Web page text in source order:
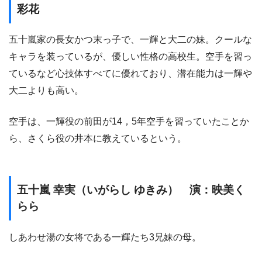
彩花
五十嵐家の長女かつ末っ子で、一輝と大二の妹。クールな
キャラを装っているが、優しい性格の高校生。空手を習っ
ているなど心技体すべてに優れており、潜在能力は一輝や
大二よりも高い。
空手は、一輝役の前田が14，5年空手を習っていたことか
ら、さくら役の井本に教えているという。
五十嵐 幸実（いがらし ゆきみ） 演：映美く
らら
しあわせ湯の女将である一輝たち3兄妹の母。